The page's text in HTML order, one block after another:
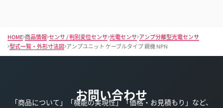
HOME 商品情報 センサ / 判別変位センサ 光電センサ アンプ分離型光電センサ
型式一覧・外形寸法図 アンプユニット ケーブルタイプ 親機 NPN
お問い合わせ
「商品について」「機能の実現性」「価格・お見積もり」など、